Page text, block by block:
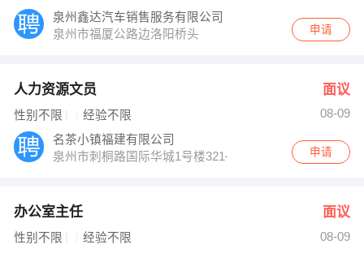
泉州鑫达汽车销售服务有限公司
泉州市福厦公路边洛阳桥头
申请
人力资源文员 面议
性别不限 经验不限
08-09
名茶小镇福建有限公司
泉州市刺桐路国际华城1号楼321—331
申请
办公室主任 面议
性别不限 经验不限
08-09